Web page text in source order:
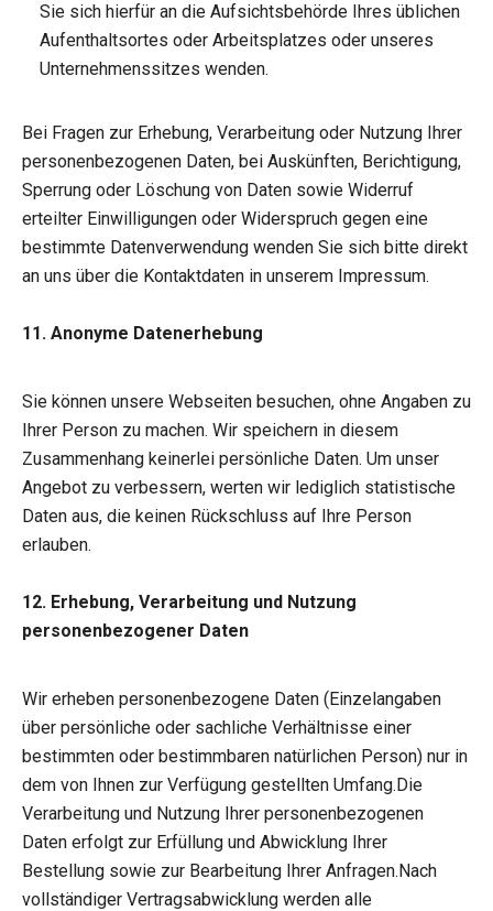
Sie sich hierfür an die Aufsichtsbehörde Ihres üblichen
Aufenthaltsortes oder Arbeitsplatzes oder unseres
Unternehmenssitzes wenden.
Bei Fragen zur Erhebung, Verarbeitung oder Nutzung Ihrer
personenbezogenen Daten, bei Auskünften, Berichtigung,
Sperrung oder Löschung von Daten sowie Widerruf
erteilter Einwilligungen oder Widerspruch gegen eine
bestimmte Datenverwendung wenden Sie sich bitte direkt
an uns über die Kontaktdaten in unserem Impressum.
11. Anonyme Datenerhebung
Sie können unsere Webseiten besuchen, ohne Angaben zu
Ihrer Person zu machen. Wir speichern in diesem
Zusammenhang keinerlei persönliche Daten. Um unser
Angebot zu verbessern, werten wir lediglich statistische
Daten aus, die keinen Rückschluss auf Ihre Person
erlauben.
12. Erhebung, Verarbeitung und Nutzung
personenbezogener Daten
Wir erheben personenbezogene Daten (Einzelangaben
über persönliche oder sachliche Verhältnisse einer
bestimmten oder bestimmbaren natürlichen Person) nur in
dem von Ihnen zur Verfügung gestellten Umfang.Die
Verarbeitung und Nutzung Ihrer personenbezogenen
Daten erfolgt zur Erfüllung und Abwicklung Ihrer
Bestellung sowie zur Bearbeitung Ihrer Anfragen.Nach
vollständiger Vertragsabwicklung werden alle